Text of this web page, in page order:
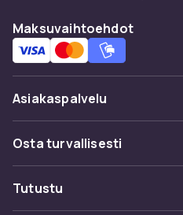
Maksuvaihtoehdot
Asiakaspalvelu
Usein kysyttyä (UKK)
Seuraa pakettia
Osta turvallisesti
Maksuvaihtoehdot
Tutustu